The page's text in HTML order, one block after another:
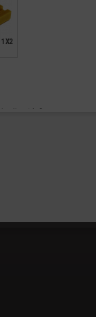
4,99
1X2
- lingot 1x2